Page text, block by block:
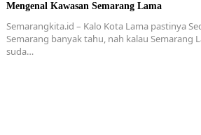
Mengenal Kawasan Semarang Lama
Semarangkita.id – Kalo Kota Lama pastinya
Semarang banyak tahu, nah kalau Semarang
suda…